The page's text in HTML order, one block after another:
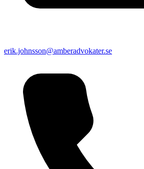
erik.johnsson@amberadvokater.se